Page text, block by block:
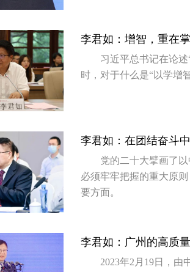
李君如：增智，重在
习近平总书记在论
时，对于什么是“以学增
李君如：在团结奋斗
党的二十大擘画了
必须牢牢把握的重大原
要方面。
李君如：广州的高质
2023年2月19日，